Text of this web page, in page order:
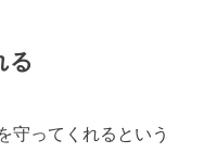
る
守ってくれるという